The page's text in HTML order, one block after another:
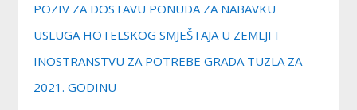
POZIV ZA DOSTAVU PONUDA ZA NABAVKU
USLUGA HOTELSKOG SMJEŠTAJA U ZEMLJI I
INOSTRANSTVU ZA POTREBE GRADA TUZLA ZA
2021. GODINU